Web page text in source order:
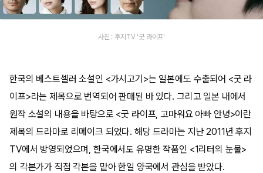
사진 : 후지TV '굿 라이프'
한국의 베스트셀러 소설인 <가시고기>는 일본에도 수출되어 <굿 라
이프>라는 제목으로 번역되어 판매된 바 있다. 그리고 일본 내에서
원작 소설의 내용을 바탕으로 <굿 라이프, 고마워요 아빠 안녕>이란
제목의 드라마로 리메이크 되었다. 해당 드라마는 지난 2011년 후지
TV에서 방영되었으며, 한국에서도 유명한 작품인 <1리터의 눈물>
의 각본가가 직접 각본을 맡아 한일 양국에서 관심을 받았다.